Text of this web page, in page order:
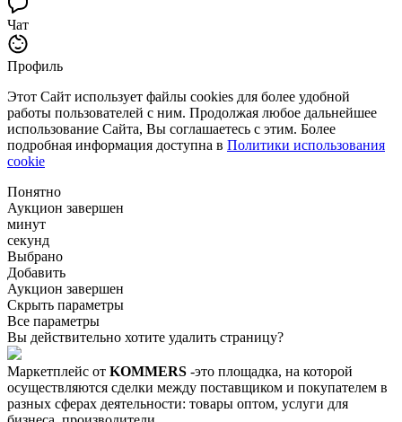
Чат
Профиль
Этот Сайт использует файлы cookies для более удобной
работы пользователей с ним. Продолжая любое дальнейшее
использование Сайта, Вы соглашаетесь с этим. Более
подробная информация доступна в Политики использования
cookie
Понятно
Аукцион завершен
минут
секунд
Выбрано
Добавить
Аукцион завершен
Скрыть параметры
Все параметры
Вы действительно хотите удалить страницу?
Маркетплейс от KOMMERS -это площадка, на которой
осуществляются сделки между поставщиком и покупателем в
разных сферах деятельности: товары оптом, услуги для